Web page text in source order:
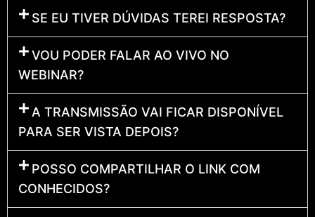
SE EU TIVER DÚVIDAS TEREI RESPOSTA?
VOU PODER FALAR AO VIVO NO
WEBINAR?
A TRANSMISSÃO VAI FICAR DISPONÍVEL
PARA SER VISTA DEPOIS?
POSSO COMPARTILHAR O LINK COM
CONHECIDOS?